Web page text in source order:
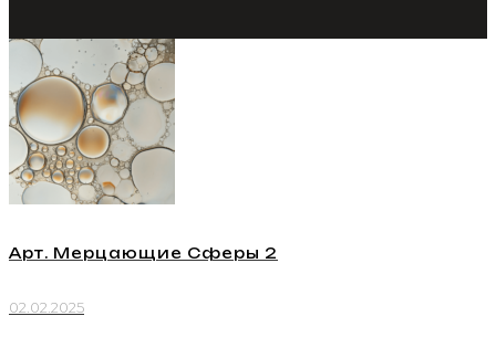
Арт. Мерцающие Сферы 2
02.02.2025